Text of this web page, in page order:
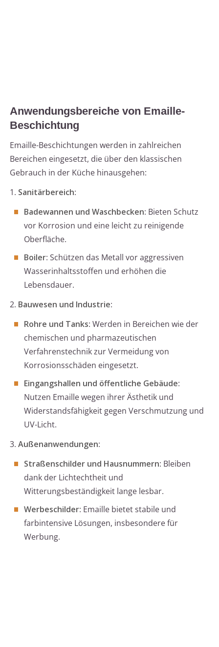
Anwendungsbereiche von Emaille-
Beschichtung
Emaille-Beschichtungen werden in zahlreichen
Bereichen eingesetzt, die über den klassischen
Gebrauch in der Küche hinausgehen:
1. Sanitärbereich:
Badewannen und Waschbecken: Bieten Schutz
vor Korrosion und eine leicht zu reinigende
Oberfläche.
Boiler: Schützen das Metall vor aggressiven
Wasserinhaltsstoffen und erhöhen die
Lebensdauer.
2. Bauwesen und Industrie:
Rohre und Tanks: Werden in Bereichen wie der
chemischen und pharmazeutischen
Verfahrenstechnik zur Vermeidung von
Korrosionsschäden eingesetzt.
Eingangshallen und öffentliche Gebäude:
Nutzen Emaille wegen ihrer Ästhetik und
Widerstandsfähigkeit gegen Verschmutzung und
UV-Licht.
3. Außenanwendungen:
Straßenschilder und Hausnummern: Bleiben
dank der Lichtechtheit und
Witterungsbeständigkeit lange lesbar.
Werbeschilder: Emaille bietet stabile und
farbintensive Lösungen, insbesondere für
Werbung.